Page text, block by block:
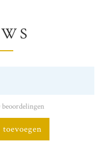
beoordelingen